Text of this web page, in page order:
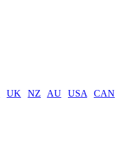
UK NZ AU USA| CAN